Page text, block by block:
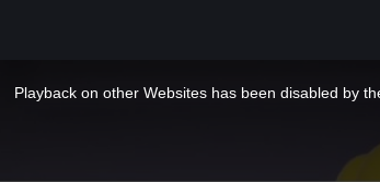
Playback on other Websites has been disabled by